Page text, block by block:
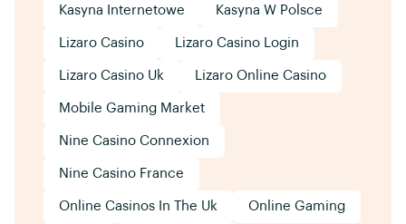
Kasyna Internetowe Kasyna W Polsce
Lizaro Casino Lizaro Casino Login
Lizaro Casino Uk Lizaro Online Casino
Mobile Gaming Market
Nine Casino Connexion
Nine Casino France
Online Casinos In The Uk Online Gaming